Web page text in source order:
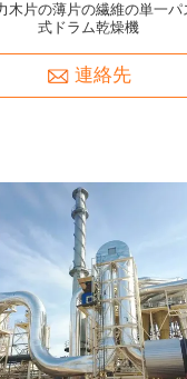
木片の薄片の繊維の単一パ
式ドラム乾燥機
連絡先